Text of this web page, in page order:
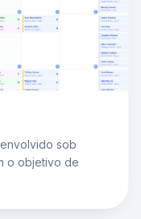
sob
o objetivo de